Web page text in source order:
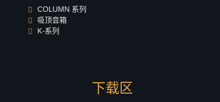
COLUMN 系列
吸顶音箱
K-系列
下载区